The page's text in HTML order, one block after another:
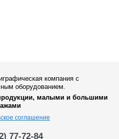
компания с
оборудованием.
малыми и большими
соглашение
77-72-84